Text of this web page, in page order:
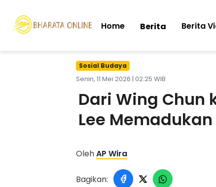
Home Berita Berita
Sosial Budaya
Senin, 11 Mei 2026 | 02:25 WIB
Dari Wing Chun
Lee
OlehAP Wira
Bagikan: